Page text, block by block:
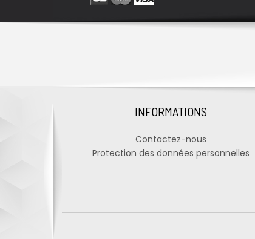
INFORMATIONS
Contactez-nous
Protection des données personnelles